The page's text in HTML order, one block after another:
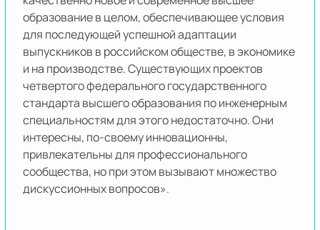
образование в целом, обеспечивающее условия
для последующей успешной адаптации
выпускников в российском обществе, в экономике
и на производстве. Существующих проектов
четвертого федерального государственного
стандарта высшего образования по инженерным
специальностям для этого недостаточно. Они
интересны, по-своему инновационны,
привлекательны для профессионального
сообщества, но при этом вызывают множество
дискуссионных вопросов».